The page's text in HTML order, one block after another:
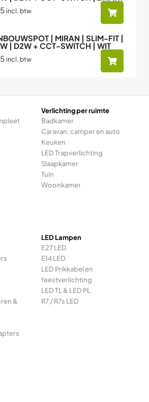
incl. btw
| MIRAN | SLIM-FIT |
| D2W + CCT-SWITCH | WIT
incl. btw
Verlichting per ruimte
Badkamer
Caravan, camper en auto
Keuken
LED Trapverlichting
Slaapkamer
Tuin
Woonkamer
&
LED Lampen
E27 LED
E14 LED
LED Prikkabel en
feestverlichting
LED TL & LED PL
R7 / R7s LED